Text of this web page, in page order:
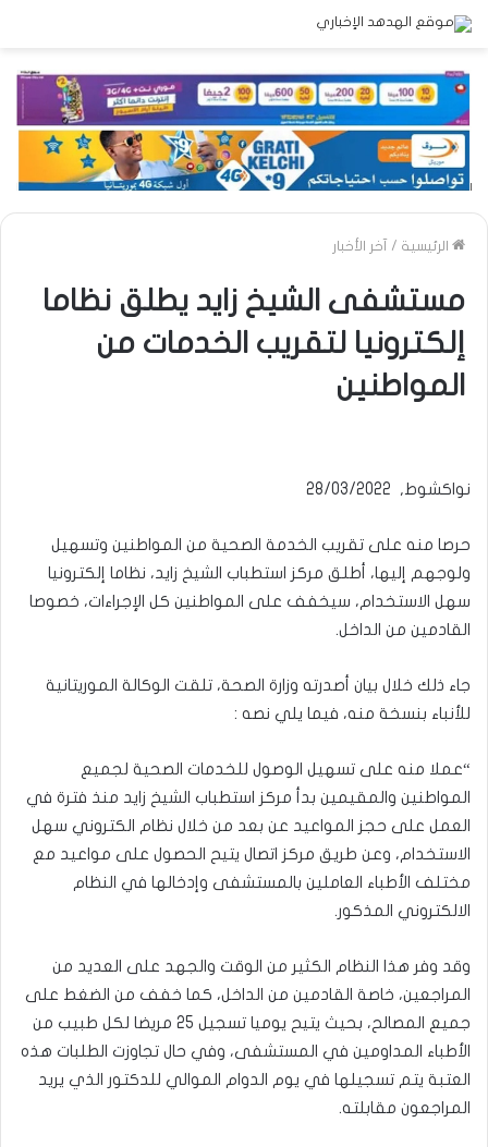
الرئيسية / آخر الأخبار
مستشفى الشيخ زايد يطلق نظاما
إلكترونيا لتقريب الخدمات من
المواطنين
نواكشوط, 28/03/2022
حرصا منه على تقريب الخدمة الصحية من المواطنين وتسهيل
ولوجهم إليها، أطلق مركز استطباب الشيخ زايد، نظاما إلكترونيا
سهل الاستخدام، سيخفف على المواطنين كل الإجراءات، خصوصا
القادمين من الداخل.
جاء ذلك خلال بيان أصدرته وزارة الصحة، تلقت الوكالة الموريتانية
للأنباء بنسخة منه، فيما يلي نصه :
“عملا منه على تسهيل الوصول للخدمات الصحية لجميع
المواطنين والمقيمين بدأ مركز استطباب الشيخ زايد منذ فترة في
العمل على حجز المواعيد عن بعد من خلال نظام الكتروني سهل
الاستخدام، وعن طريق مركز اتصال يتيح الحصول على مواعيد مع
مختلف الأطباء العاملين بالمستشفى وإدخالها في النظام
الالكتروني المذكور.
وقد وفر هذا النظام الكثير من الوقت والجهد على العديد من
المراجعين، خاصة القادمين من الداخل، كما خفف من الضغط على
جميع المصالح، بحيث يتيح يوميا تسجيل 25 مريضا لكل طبيب من
الأطباء المداومين في المستشفى، وفي حال تجاوزت الطلبات هذه
العتبة يتم تسجيلها في يوم الدوام الموالي للدكتور الذي يريد
المراجعون مقابلته.